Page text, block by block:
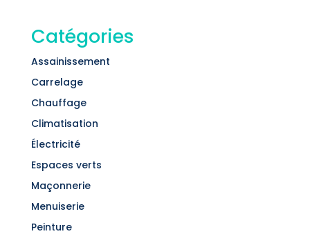
Catégories
Assainissement
Carrelage
Chauffage
Climatisation
Électricité
Espaces verts
Maçonnerie
Menuiserie
Peinture